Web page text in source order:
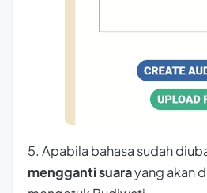
5. Apabila bahasa sudah
mengganti suarayang akan